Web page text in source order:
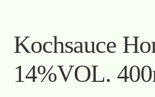
Mein Konto
Warenkorb
Kochsauce
14%VOL.